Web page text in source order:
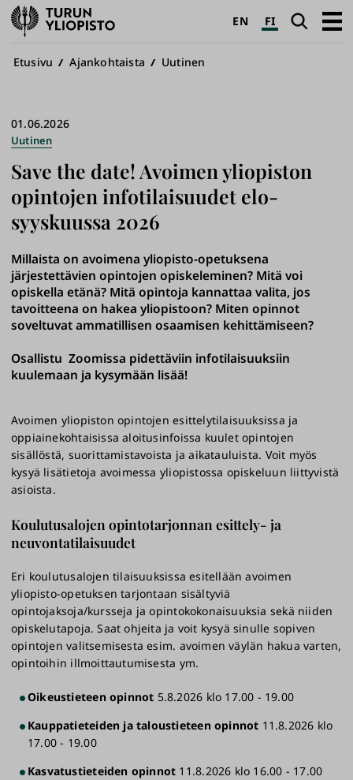
Turun
yliopisto
EN FI Haku
Avaa
Murupolku
Etusivu Ajankohtaista Uutinen
Save the date! Avoimen yliopiston
opintojen infotilaisuudet elo-​
syyskuussa 2026
01.06.2026
Uutinen
Millaista on avoimena yliopisto-opetuksena
järjestettävien opintojen opiskeleminen? Mitä voi
opiskella etänä? Mitä opintoja kannattaa valita, jos
tavoitteena on hakea yliopistoon? Miten opinnot
soveltuvat ammatillisen osaamisen kehittämiseen?
Osallistu Zoomissa pidettäviin infotilaisuuksiin
kuulemaan ja kysymään lisää!
Avoimen yliopiston opintojen esittelytilaisuuksissa ja
oppiainekohtaisissa aloitusinfoissa kuulet opintojen
sisällöstä, suorittamistavoista ja aikatauluista. Voit myös
kysyä lisätietoja avoimessa yliopistossa opiskeluun liittyvistä
asioista.
Koulutusalojen opintotarjonnan esittely- ja
neuvontatilaisuudet
Eri koulutusalojen tilaisuuksissa esitellään avoimen
yliopisto-opetuksen tarjontaan sisältyviä
opintojaksoja/kursseja ja opintokokonaisuuksia sekä niiden
opiskelutapoja. Saat ohjeita ja voit kysyä sinulle sopiven
opintojen valitsemisesta esim. avoimen väylän hakua varten,
opintoihin illmoittautumisesta ym.
Oikeustieteen opinnot 5.8.2026 klo 17.00 - 19.00
Kauppatieteiden ja taloustieteen opinnot 11.8.2026 klo
17.00 - 19.00
Kasvatustieteiden opinnot 11.8.2026 klo 16.00 - 17.00